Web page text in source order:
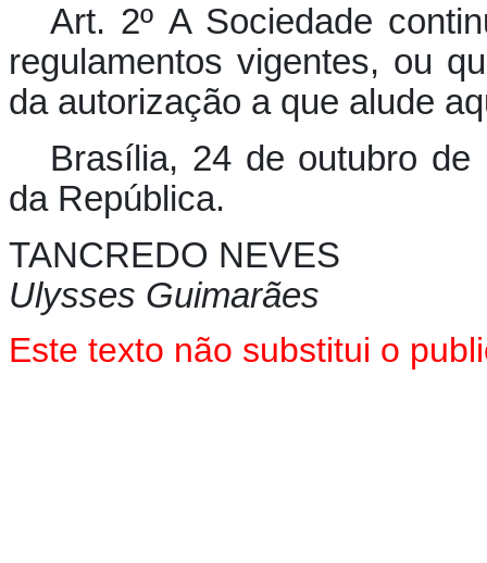
Art. 2º A Sociedade
regulamentos vigentes, ou
da autorização a que alude
Brasília, 24 de outubro de
da República.
TANCREDO NEVES
Ulysses Guimarães
Este texto não substitui o